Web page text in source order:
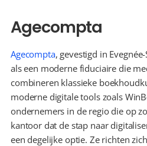
Agecompta
Agecompta, gevestigd in
als een moderne fiduciaire die
combineren klassieke
moderne digitale tools zoals
ondernemers in de regio die op
kantoor dat de stap naar
een degelijke optie. Ze richten